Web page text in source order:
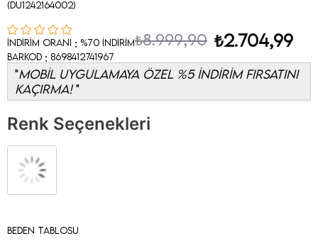
(DU1242164002)
İndirim Oranı : %70 İndirim₺8.999,90 ₺2.704,99
Barkod : 8698412741967
MOBİL UYGULAMAYA ÖZEL %5 İNDİRİM FIRSATINI
KAÇIRMA!
Renk Seçenekleri
Beden Tablosu